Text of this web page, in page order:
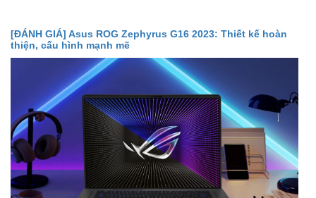
[ĐÁNH GIÁ] Asus ROG Zephyrus G16 2023: Thiết kế hoàn
thiện, cấu hình mạnh mẽ